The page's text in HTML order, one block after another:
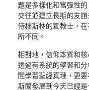
題是多樣化和富彈性
交往並建立長期的友
侍穆斯林的宣教士，
所不同。
相對地，信仰本質和
透過有系統的學習和
間學習聖經真理，更
斯蘭發展到今天已經